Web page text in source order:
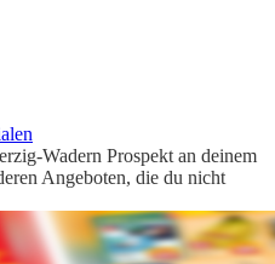
Wadern Prospekt an deinem
Angeboten, die du nicht